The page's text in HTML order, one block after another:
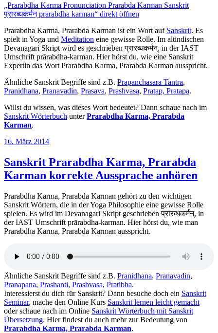
प्रारब्धकर्मन्
prārabdha
karman“
von
YouTube
anzeigen
„Prarabdha Karma Pronunciation Prarabda Karman Sanskrit
प्रारब्धकर्मन् prārabdha karman“ direkt öffnen
Prarabdha Karma, Prarabda Karman ist ein Wort auf Sanskrit. Es
spielt in Yoga und Meditation eine gewisse Rolle. Im altindischen
Devanagari Skript wird es geschrieben प्रारब्धकर्मन्, in der IAST
Umschrift prārabdha-karman. Hier hörst du, wie eine Sanskrit
Expertin das Wort Prarabdha Karma, Prarabda Karman ausspricht.
Ähnliche Sanskrit Begriffe sind z.B. Prapanchasara Tantra,
Pranidhana, Pranavadin, Prasava, Prashvasa, Pratap, Pratapa.
Willst du wissen, was dieses Wort bedeutet? Dann schaue nach im
Sanskrit Wörterbuch unterPrarabdha Karma, Prarabda
Karman.
Veröffentlicht
16. März 2014
Sanskrit Prarabdha Karma, Prarabda
Karman korrekte Aussprache anhören
Prarabdha Karma, Prarabda Karman gehört zu den wichtigen
Sanskrit Wörtern, die in der Yoga Philosophie eine gewisse Rolle
spielen. Es wird im Devanagari Skript geschrieben प्रारब्धकर्मन्, in
der IAST Umschrift prārabdha-karman. Hier hörst du, wie man
Prarabdha Karma, Prarabda Karman ausspricht.
Ähnliche Sanskrit Begriffe sind z.B. Pranidhana, Pranavadin,
Pranapana, Prashanti, Prashvasa, Pratibha.
Interessierst du dich für Sanskrit? Dann besuche doch ein Sanskrit
Seminar, mache den Online Kurs Sanskrit lernen leicht gemacht
oder schaue nach im Online Sanskrit Wörterbuch mit Sanskrit
Übersetzung. Hier findest du auch mehr zur Bedeutung von
Prarabdha Karma, Prarabda Karman.